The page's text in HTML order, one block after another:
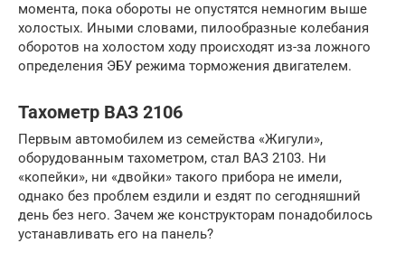
момента, пока обороты не опустятся немногим выше
холостых. Иными словами, пилообразные колебания
оборотов на холостом ходу происходят из-за ложного
определения ЭБУ режима торможения двигателем.
Тахометр ВАЗ 2106
Первым автомобилем из семейства «Жигули»,
оборудованным тахометром, стал ВАЗ 2103. Ни
«копейки», ни «двойки» такого прибора не имели,
однако без проблем ездили и ездят по сегодняшний
день без него. Зачем же конструкторам понадобилось
устанавливать его на панель?